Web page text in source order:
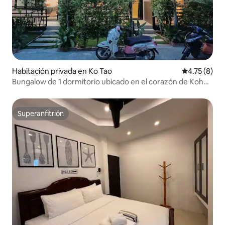
Habitación privada en Ko Tao Calificación
4.75 (8)
Bungalow de 1 dormitorio ubicado en el corazón de Koh
Superanfitrión
Superanfitrión